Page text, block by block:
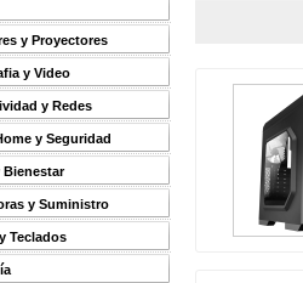
y Proyectores
y Video
y Redes
y Seguridad
Bienestar
y Suministro
Teclados